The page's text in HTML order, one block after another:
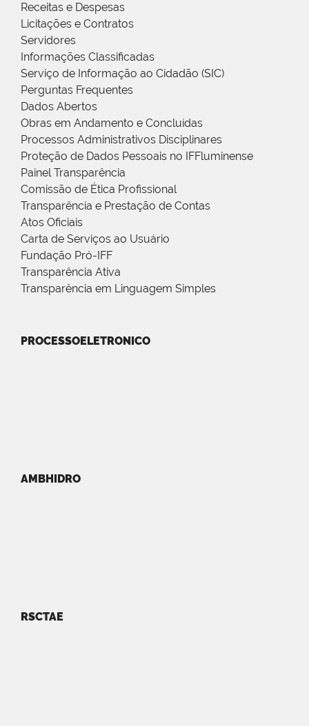
Receitas e Despesas
Licitações e Contratos
Servidores
Informações Classificadas
Serviço de Informação ao Cidadão (SIC)
Perguntas Frequentes
Dados Abertos
Obras em Andamento e Concluídas
Processos Administrativos Disciplinares
Proteção de Dados Pessoais no IFFluminense
Painel Transparência
Comissão de Ética Profissional
Transparência e Prestação de Contas
Atos Oficiais
Carta de Serviços ao Usuário
Fundação Pró-IFF
Transparência Ativa
Transparência em Linguagem Simples
PROCESSOELETRONICO
AMBHIDRO
RSCTAE